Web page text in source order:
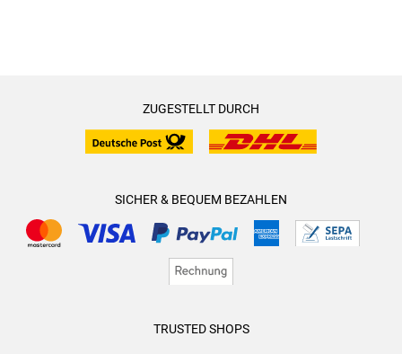
ZUGESTELLT DURCH
SICHER & BEQUEM BEZAHLEN
TRUSTED SHOPS